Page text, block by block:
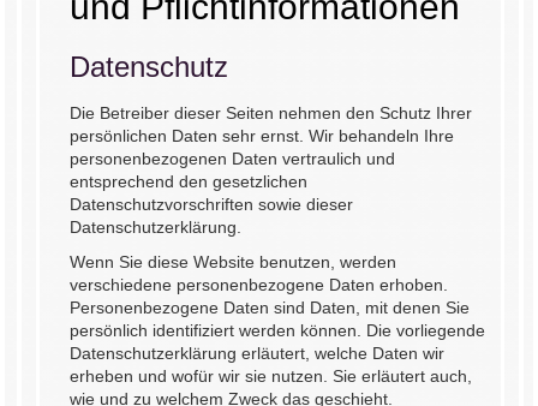
Datenschutz
Die Betreiber dieser Seiten nehmen den Schutz Ihrer
persönlichen Daten sehr ernst. Wir behandeln Ihre
personenbezogenen Daten vertraulich und
entsprechend den gesetzlichen
Datenschutzvorschriften sowie dieser
Datenschutzerklärung.
Wenn Sie diese Website benutzen, werden
verschiedene personenbezogene Daten erhoben.
Personenbezogene Daten sind Daten, mit denen Sie
persönlich identifiziert werden können. Die vorliegende
Datenschutzerklärung erläutert, welche Daten wir
erheben und wofür wir sie nutzen. Sie erläutert auch,
wie und zu welchem Zweck das geschieht.